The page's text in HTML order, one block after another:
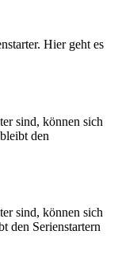
Hier geht es
sind, können sich
den
sind, können sich
den Serienstartern